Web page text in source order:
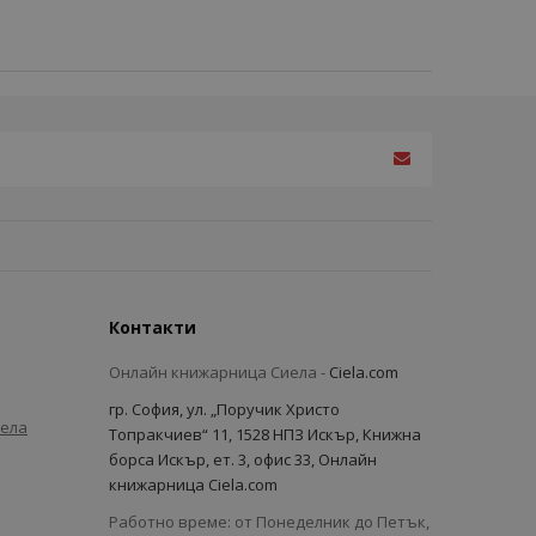
Контакти
Онлайн книжарница Сиела - Ciela.com
гр. София, ул. „Поручик Христо
Топракчиев“ 11, 1528 НПЗ Искър, Книжна
борса Искър, ет. 3, офис 33, Онлайн
книжарница Ciela.com
Работно време: от Понеделник до Петък,